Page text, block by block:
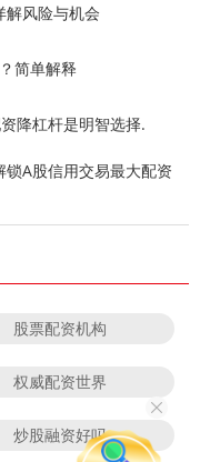
解风险与机会
什么？简单解释
降杠杆是明智选择.
A股信用交易最大配资
股票配资机构
权威配资世界
炒股融资好吗